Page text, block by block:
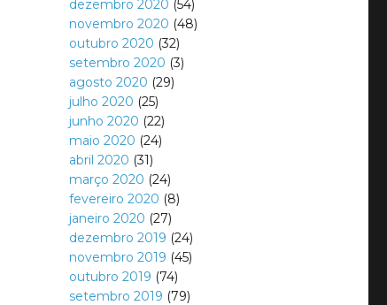
dezembro 2020 (54)
novembro 2020 (48)
outubro 2020 (32)
setembro 2020 (3)
agosto 2020 (29)
julho 2020 (25)
junho 2020 (22)
maio 2020 (24)
abril 2020 (31)
março 2020 (24)
fevereiro 2020 (8)
janeiro 2020 (27)
dezembro 2019 (24)
novembro 2019 (45)
outubro 2019 (74)
setembro 2019 (79)